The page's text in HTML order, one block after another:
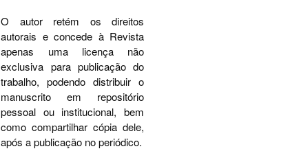
O autor retém os direitos
autorais e concede à Revista
apenas uma licença não
exclusiva para publicação do
trabalho, podendo distribuir o
manuscrito em repositório
pessoal ou institucional, bem
como compartilhar cópia dele,
após a publicação no periódico.